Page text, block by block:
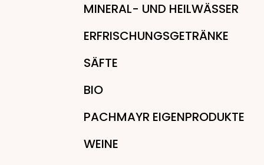
MINERAL- UND HEILWÄSSER
ERFRISCHUNGSGETRÄNKE
SÄFTE
BIO
PACHMAYR EIGENPRODUKTE
WEINE